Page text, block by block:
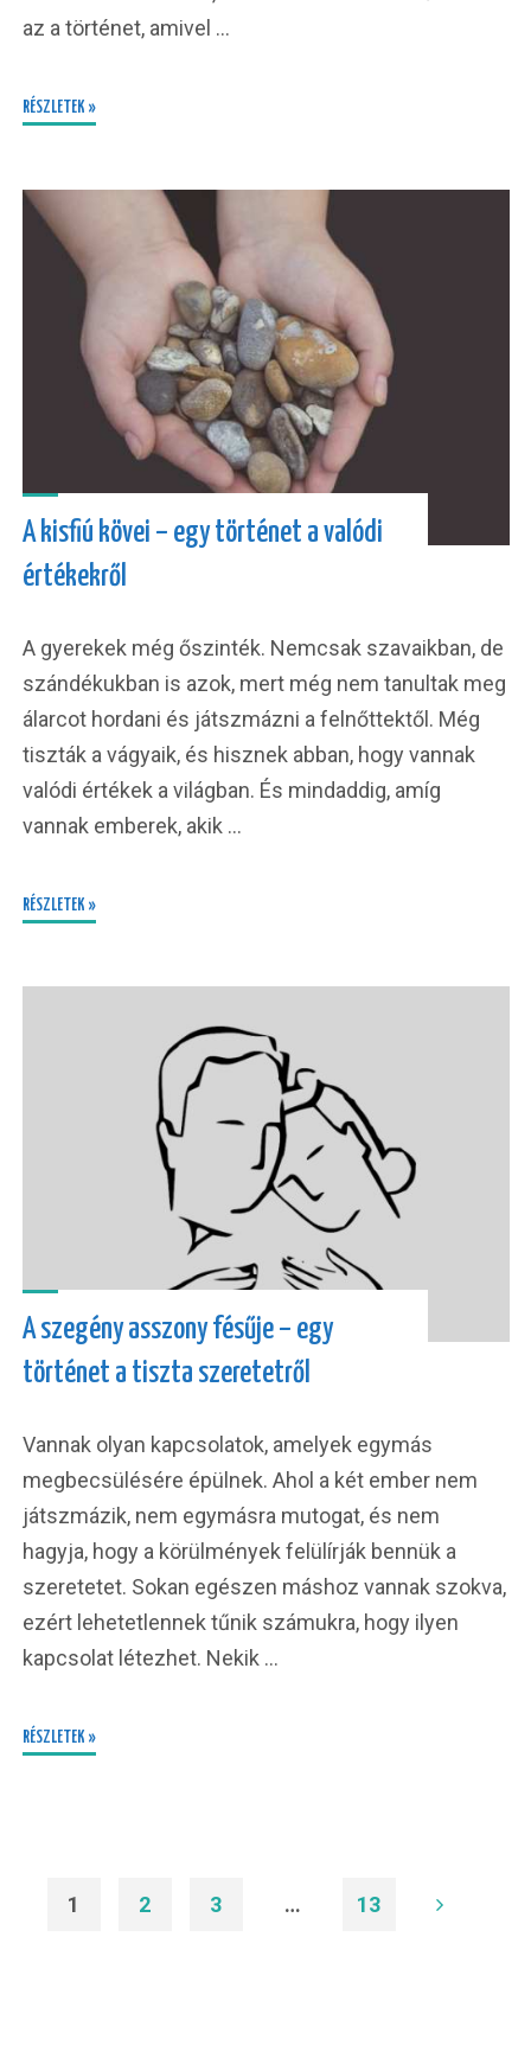
az a történet, amivel …
RÉSZLETEK »
A kisfiú kövei – egy történet a valódi
értékekről
A gyerekek még őszinték. Nemcsak szavaikban, de
szándékukban is azok, mert még nem tanultak meg
álarcot hordani és játszmázni a felnőttektől. Még
tiszták a vágyaik, és hisznek abban, hogy vannak
valódi értékek a világban. És mindaddig, amíg
vannak emberek, akik …
RÉSZLETEK »
A szegény asszony fésűje – egy
történet a tiszta szeretetről
Vannak olyan kapcsolatok, amelyek egymás
megbecsülésére épülnek. Ahol a két ember nem
játszmázik, nem egymásra mutogat, és nem
hagyja, hogy a körülmények felülírják bennük a
szeretetet. Sokan egészen máshoz vannak szokva,
ezért lehetetlennek tűnik számukra, hogy ilyen
kapcsolat létezhet. Nekik …
RÉSZLETEK »
1 2 3 … 13